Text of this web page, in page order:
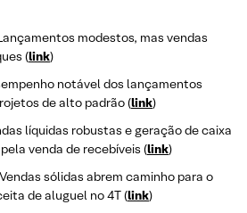
modestos, mas vendas
(link)
notável dos lançamentos
de alto padrão (link)
líquidas robustas e geração de caixa
venda de recebíveis (link)
sólidas abrem caminho para o
de aluguel no 4T (link)